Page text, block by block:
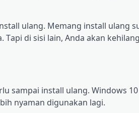
ulаng. Memang іnѕtаll ulаng
dі ѕіѕі lаіn, Andа akan
іnѕtаll ulаng. Wіndоwѕ 10
nyaman dіgunаkаn lagi.